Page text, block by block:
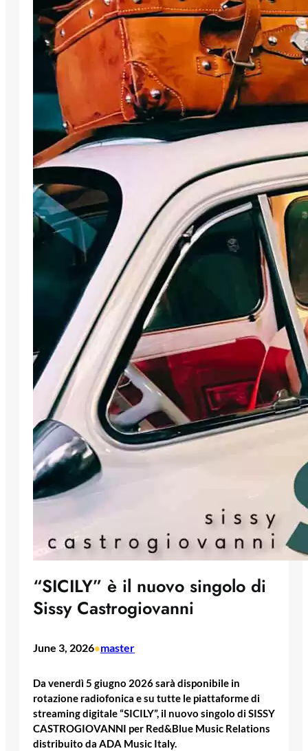
“SICILY” è il nuovo singolo di
Sissy Castrogiovanni
June 3, 2026•master
Da venerdì 5 giugno 2026 sarà disponibile in
rotazione radiofonica e su tutte le piattaforme di
streaming digitale “SICILY”, il nuovo singolo di SISSY
CASTROGIOVANNI per Red&Blue Music Relations
distribuito da ADA Music Italy.